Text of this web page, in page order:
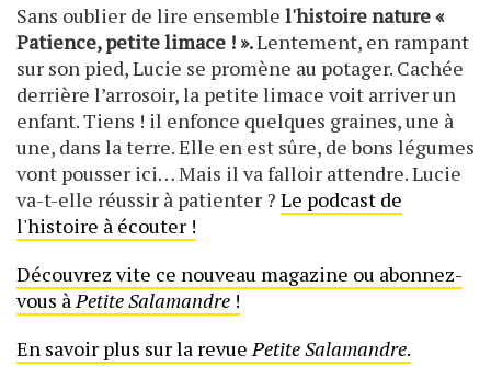
Sans oublier de lire ensemble l'histoire nature «
Patience, petite limace ! ».Lentement, en rampant
sur son pied, Lucie se promène au potager. Cachée
derrière l’arrosoir, la petite limace voit arriver un
enfant. Tiens ! il enfonce quelques graines, une à
une, dans la terre. Elle en est sûre, de bons légumes
vont pousser ici… Mais il va falloir attendre. Lucie
va-t-elle réussir à patienter ? Le podcast de
l'histoire à écouter !
Découvrez vite ce nouveau magazine ou abonnez-
vous àPetite Salamandre !
En savoir plus sur la revuePetite Salamandre.